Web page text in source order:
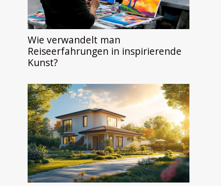
Wie verwandelt man
Reiseerfahrungen in inspirierende
Kunst?